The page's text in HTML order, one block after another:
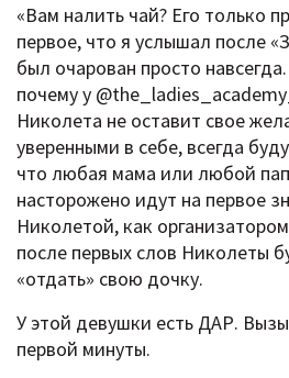
«Вам налить чай? Его только
первое, что я услышал после
был очарован просто
почему у
Николета не оставит свое
уверенными в себе, всегда
что любая мама или любой
насторожено идут на первое
Николетой, как
после первых слов Николеты
«отдать» свою дочку.
У этой девушки есть ДАР.
первой минуты.